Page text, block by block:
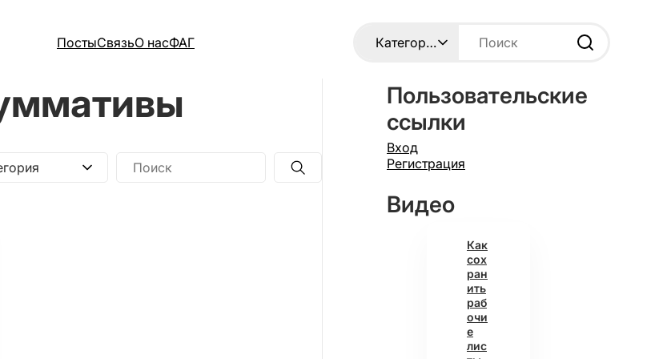
ПостыСвязьО насФАГ
Пользовательские
ссылки
Вход
Регистрация
Видео
Как
сох
ран
ить
раб
очи
е
лис